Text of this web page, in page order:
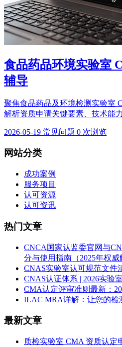
食品药品环境实验室
辅导
聚焦食品药品及环境检测实验室
解析资质申请关键要素、技术能
2026-05-19 常见问题 0 次浏览
网站分类
成功案例
服务项目
认可资源
认可资讯
热门文章
CNCA国家认监委官网与
分与使用指南（2025年权威
CNAS实验室认可规范文件
CNAS认证体系 | 2026实验
CMA认定评审准则最新：
ILAC MRA详解：让您的检
最新文章
质检实验室 CMA 资质认定